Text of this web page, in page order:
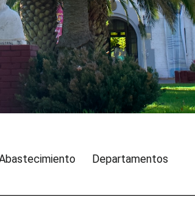
Departamentos